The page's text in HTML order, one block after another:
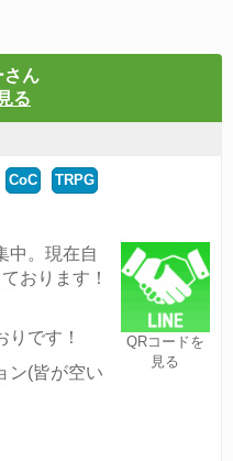
さん
る
CoC TRPG
QRコードを
見る
中。現在自
おります！
りです！
ン(皆が空い